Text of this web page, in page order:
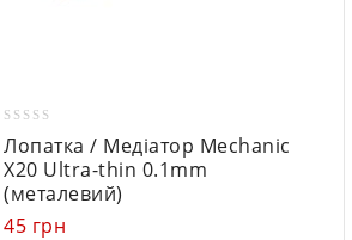
out
of
5
Лопатка / Медіатор Mechanic
X20 Ultra-thin 0.1mm
(металевий)
45 грн